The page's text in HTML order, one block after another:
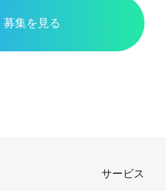
募集を見る
サービス